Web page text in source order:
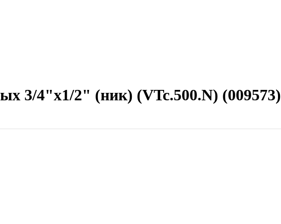
3/4"х1/2" (ник) (VTc.500.N) (009573)